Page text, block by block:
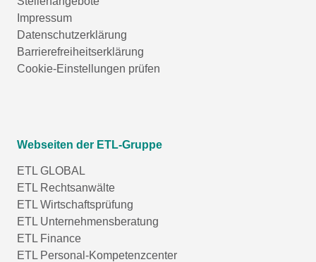
Impressum
Datenschutzerklärung
Barrierefreiheitserklärung
Cookie-Einstellungen prüfen
Webseiten der ETL-Gruppe
ETL GLOBAL
ETL Rechtsanwälte
ETL Wirtschaftsprüfung
ETL Unternehmensberatung
ETL Finance
ETL Personal-Kompetenzcenter